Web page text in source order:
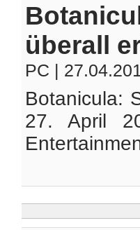
überall
PC |
Botanicula:
27. April